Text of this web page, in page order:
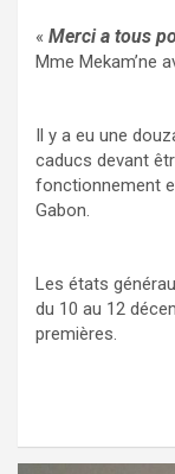
« Merci a tous
Mme Mekam’ne
Il y a eu une
caducs devant
fonctionnement
Gabon.
Les états
du 10 au 12
premières.